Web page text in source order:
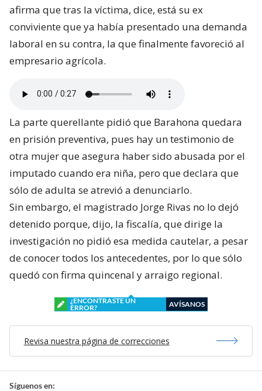
afirma que tras la víctima, dice, está su ex
conviviente que ya había presentado una demanda
laboral en su contra, la que finalmente favoreció al
empresario agrícola.
La parte querellante pidió que Barahona quedara
en prisión preventiva, pues hay un testimonio de
otra mujer que asegura haber sido abusada por el
imputado cuando era niña, pero que declara que
sólo de adulta se atrevió a denunciarlo.
Sin embargo, el magistrado Jorge Rivas no lo dejó
detenido porque, dijo, la fiscalía, que dirige la
investigación no pidió esa medida cautelar, a pesar
de conocer todos los antecedentes, por lo que sólo
quedó con firma quincenal y arraigo regional.
¿ENCONTRASTE UN
ERROR?
AVÍSANOS
Revisa nuestra página de correcciones
Síguenos en: